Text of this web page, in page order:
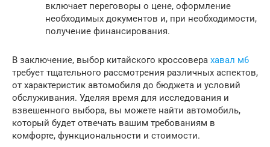
включает переговоры о цене, оформление
необходимых документов и, при необходимости,
получение финансирования.
В заключение, выбор китайского кроссовера хавал м6
требует тщательного рассмотрения различных аспектов,
от характеристик автомобиля до бюджета и условий
обслуживания. Уделяя время для исследования и
взвешенного выбора, вы можете найти автомобиль,
который будет отвечать вашим требованиям в
комфорте, функциональности и стоимости.